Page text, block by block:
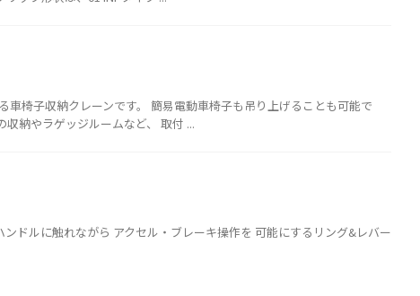
車椅子収納クレーンです。 簡易電動車椅子も吊り上げることも可能で
納やラゲッジルームなど、 取付 ...
ドルに触れながら アクセル・ブレーキ操作を 可能にするリング&レバー